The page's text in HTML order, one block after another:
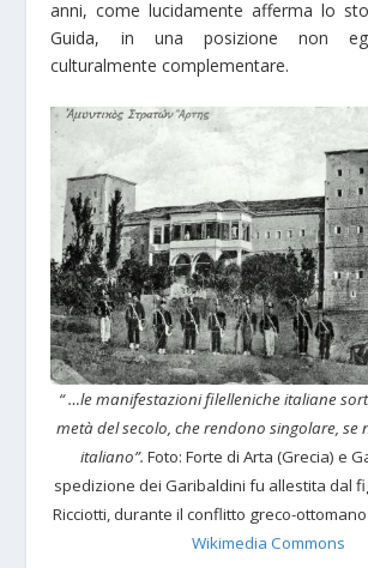
anni, come lucidamente afferma lo
Guida, in una posizione non
culturalmente complementare.
“ …le manifestazioni filelleniche italiane
metà del secolo, che rendono singolare, se
italiano”. Foto: Forte di Arta (Grecia) e
spedizione dei Garibaldini fu allestita dal
Ricciotti, durante il conflitto greco-
Wikimedia Commons